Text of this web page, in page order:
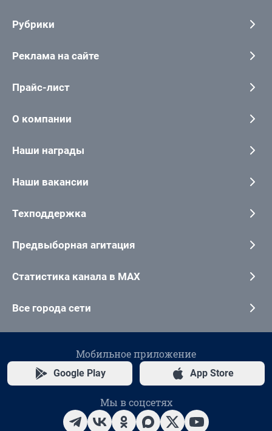
Рубрики
Реклама на сайте
Прайс-лист
О компании
Наши награды
Наши вакансии
Техподдержка
Предвыборная агитация
Статистика канала в MAX
Все города сети
Мобильное приложение
Google Play App Store
Мы в соцсетях